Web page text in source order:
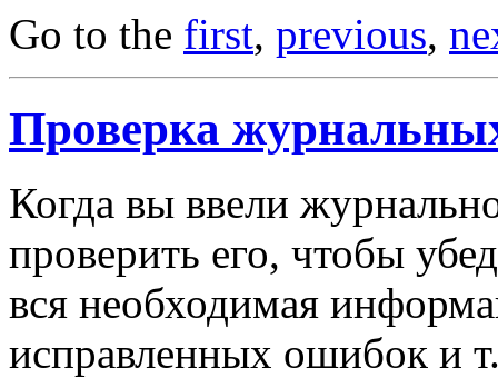
Go to the first, previous,
Проверка
Когда вы ввели
проверить его, чтобы
вся необходимая
исправленных ошибок и